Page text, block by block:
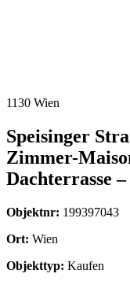
1130 Wien
Speisinger
Zimmer-
Dachterrasse
Objektnr: 199397043
Ort: Wien
Objekttyp: Kaufen